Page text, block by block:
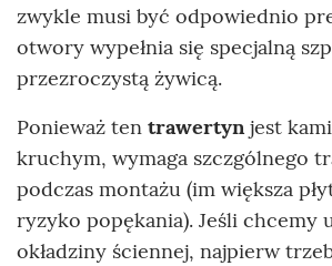
zwykle musi być odpowiednio
otwory wypełnia się specjalną
przezroczystą żywicą.
Ponieważ ten trawertynjest
kruchym, wymaga szczgólnego
podczas montażu (im większa
ryzyko popękania). Jeśli chcemy
okładziny ściennej, najpierw